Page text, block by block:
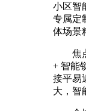
小区智
专属定
体场景
焦点
+ 智能
接平易
大，智